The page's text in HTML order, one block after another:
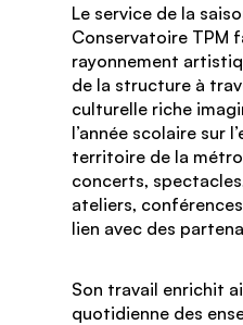
Le service de la
Conservatoire TPM
rayonnement
de la structure à
culturelle riche
l’année scolaire sur
territoire de la
concerts,
ateliers,
lien avec des
Son travail enrichit
quotidienne des